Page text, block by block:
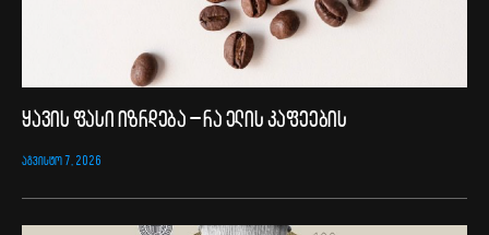
ყავის ფასი იზრდება – რა ელის კაფეების
ᲐᲒᲕᲘᲡᲢᲝ 7, 2026